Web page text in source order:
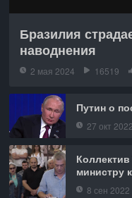
Бразилия
наводнения
2 мая 2024 16519
Путин о
27 окт 2022
министру
8 сен 2022